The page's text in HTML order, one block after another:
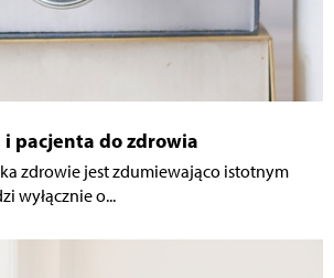
i pacjenta do zdrowia
zdrowie jest zdumiewająco istotnym
wyłącznie o...